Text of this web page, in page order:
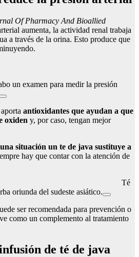
Of Pharmacy And Bioallied
aumenta, la actividad renal trabaja
a través de la orina. Esto produce que
un examen para medir la presión
antioxidantes que ayudan a que
oxiden y, por caso, tengan mejor
situación un te de java sustituye a
hay que contar con la atención de
Té
oriunda del sudeste asiático.
ser recomendada para prevención o
como un complemento al tratamiento
de té de java